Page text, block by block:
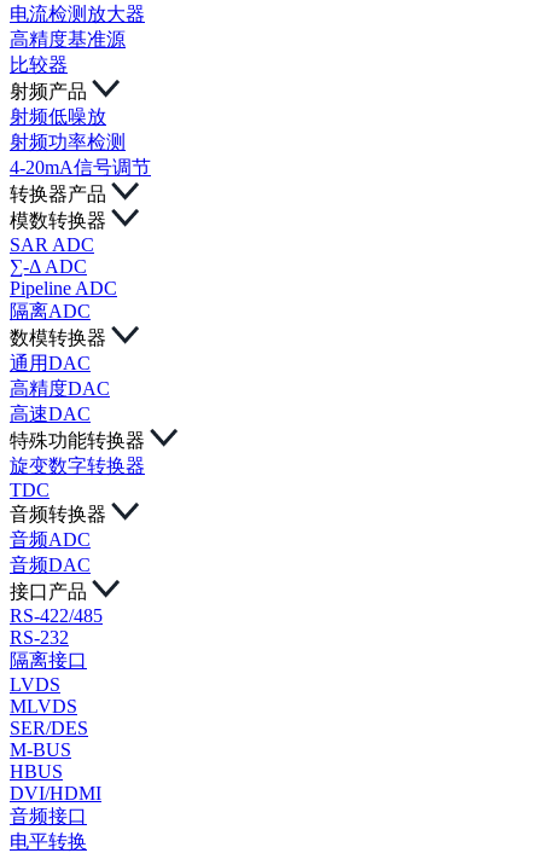
电流检测放大器
高精度基准源
比较器
射频产品
射频低噪放
射频功率检测
4-20mA信号调节
转换器产品
模数转换器
SAR ADC
∑-Δ ADC
Pipeline ADC
隔离ADC
数模转换器
通用DAC
高精度DAC
高速DAC
特殊功能转换器
旋变数字转换器
TDC
音频转换器
音频ADC
音频DAC
接口产品
RS-422/485
RS-232
隔离接口
LVDS
MLVDS
SER/DES
M-BUS
HBUS
DVI/HDMI
音频接口
电平转换